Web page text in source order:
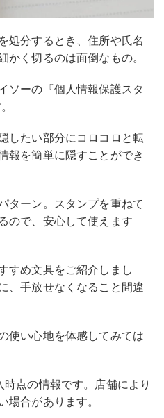
処分するとき、住所や氏名
かく切るのは面倒なもの。
ソーの『個人情報保護スタ
したい部分にコロコロと転
報を簡単に隠すことができ
ターン。スタンプを重ねて
ので、安心して使えます
すめ文具をご紹介しまし
、手放せなくなること間違
使い心地を体感してみては
点の情報です。店舗により
場合があります。